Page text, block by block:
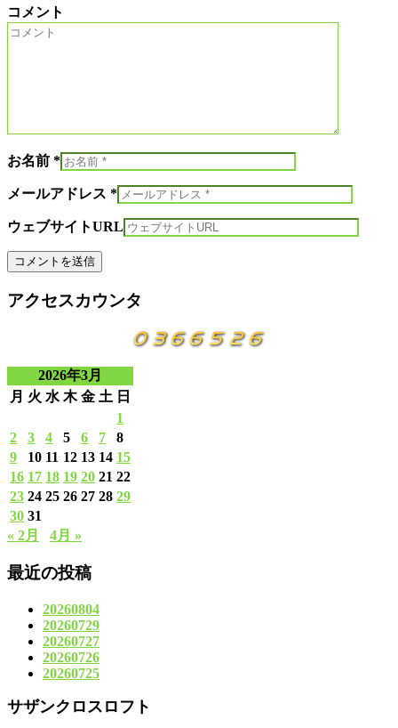
コメント
お名前 *
メールアドレス *
ウェブサイトURL
アクセスカウンタ
2026年3月
月 火 水 木 金 土 日
1
2
3 4 5 6 7
8
9
10 11 12 13 14 15
16 17 18 19 20 21 22
23 24 25 26 27 28 29
30 31
« 2月
4月 »
最近の投稿
20260804
20260729
20260727
20260726
20260725
サザンクロスロフト